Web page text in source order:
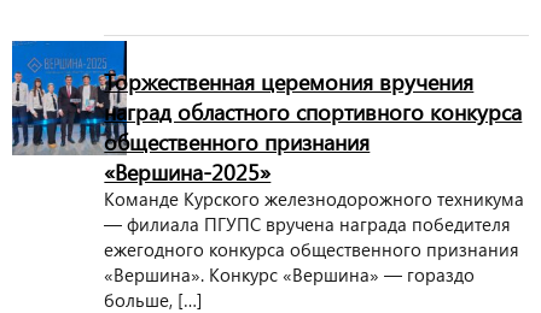
Торжественная церемония вручения
наград областного спортивного конкурса
общественного признания
«Вершина-2025»
Команде Курского железнодорожного техникума
— филиала ПГУПС вручена награда победителя
ежегодного конкурса общественного признания
«Вершина». Конкурс «Вершина» — гораздо
больше, […]